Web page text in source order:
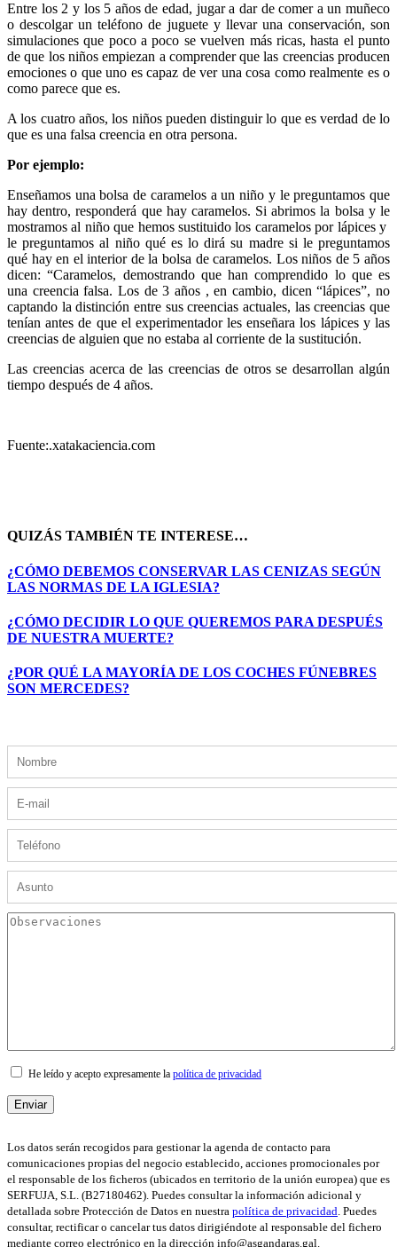
Entre los 2 y los 5 años de edad, jugar a dar de comer a un muñeco
o descolgar un teléfono de juguete y llevar una conservación, son
simulaciones que poco a poco se vuelven más ricas, hasta el punto
de que los niños empiezan a comprender que las creencias producen
emociones o que uno es capaz de ver una cosa como realmente es o
como parece que es.
A los cuatro años, los niños pueden distinguir lo que es verdad de lo
que es una falsa creencia en otra persona.
Por ejemplo:
Enseñamos una bolsa de caramelos a un niño y le preguntamos que
hay dentro, responderá que hay caramelos. Si abrimos la bolsa y le
mostramos al niño que hemos sustituido los caramelos por lápices y
le preguntamos al niño qué es lo dirá su madre si le preguntamos
qué hay en el interior de la bolsa de caramelos. Los niños de 5 años
dicen: “Caramelos, demostrando que han comprendido lo que es
una creencia falsa. Los de 3 años , en cambio, dicen “lápices”, no
captando la distinción entre sus creencias actuales, las creencias que
tenían antes de que el experimentador les enseñara los lápices y las
creencias de alguien que no estaba al corriente de la sustitución.
Las creencias acerca de las creencias de otros se desarrollan algún
tiempo después de 4 años.
Fuente:.xatakaciencia.com
QUIZÁS TAMBIÉN TE INTERESE…
¿CÓMO DEBEMOS CONSERVAR LAS CENIZAS SEGÚN
LAS NORMAS DE LA IGLESIA?
¿CÓMO DECIDIR LO QUE QUEREMOS PARA DESPUÉS
DE NUESTRA MUERTE?
¿POR QUÉ LA MAYORÍA DE LOS COCHES FÚNEBRES
SON MERCEDES?
He leído y acepto expresamente la política de privacidad
Los datos serán recogidos para gestionar la agenda de contacto para
comunicaciones propias del negocio establecido, acciones promocionales por
el responsable de los ficheros (ubicados en territorio de la unión europea) que es
SERFUJA, S.L. (B27180462). Puedes consultar la información adicional y
detallada sobre Protección de Datos en nuestra política de privacidad. Puedes
consultar, rectificar o cancelar tus datos dirigiéndote al responsable del fichero
mediante correo electrónico en la dirección info@asgandaras.gal.